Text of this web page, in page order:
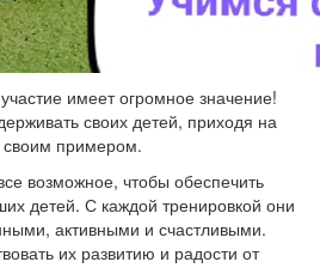
имеет огромное значение!
своих детей, приходя на
своим примером.
возможное, чтобы обеспечить
детей. С каждой тренировкой они
активными и счастливыми.
их развитию и радости от